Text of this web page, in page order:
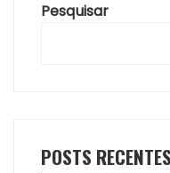
Pesquisar
POSTS RECENTES